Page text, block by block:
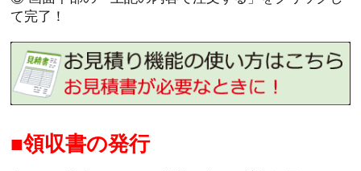
て完了！
領収書の発行